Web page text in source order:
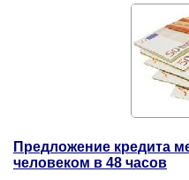
Предложение кредита
человеком в 48 часов